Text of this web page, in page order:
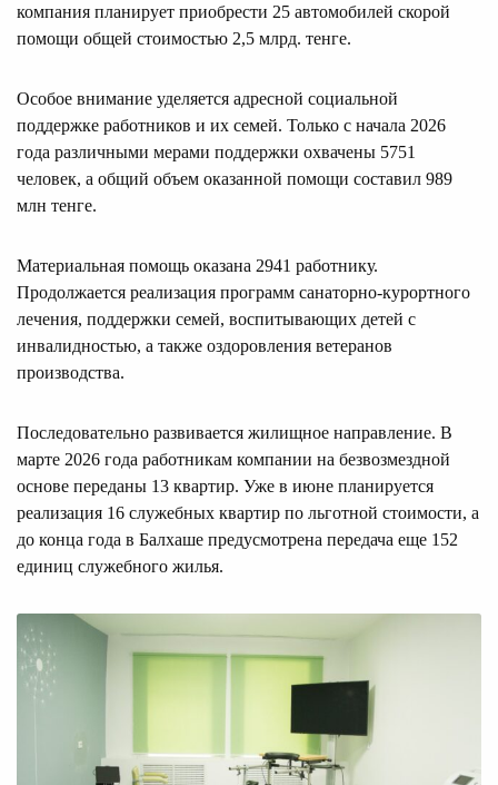
компания планирует приобрести 25 автомобилей скорой
помощи общей стоимостью 2,5 млрд. тенге.
Особое внимание уделяется адресной социальной
поддержке работников и их семей. Только с начала 2026
года различными мерами поддержки охвачены 5751
человек, а общий объем оказанной помощи составил 989
млн тенге.
Материальная помощь оказана 2941 работнику.
Продолжается реализация программ санаторно-курортного
лечения, поддержки семей, воспитывающих детей с
инвалидностью, а также оздоровления ветеранов
производства.
Последовательно развивается жилищное направление. В
марте 2026 года работникам компании на безвозмездной
основе переданы 13 квартир. Уже в июне планируется
реализация 16 служебных квартир по льготной стоимости, а
до конца года в Балхаше предусмотрена передача еще 152
единиц служебного жилья.